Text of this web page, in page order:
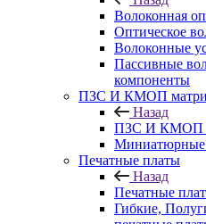
Волоконная
Оптическое
Волоконные
Пассивные
компоненты
ПЗС И КМОП
Назад
ПЗС И КМОП
Печатные платы
Назад
Печатные
Гибкие,